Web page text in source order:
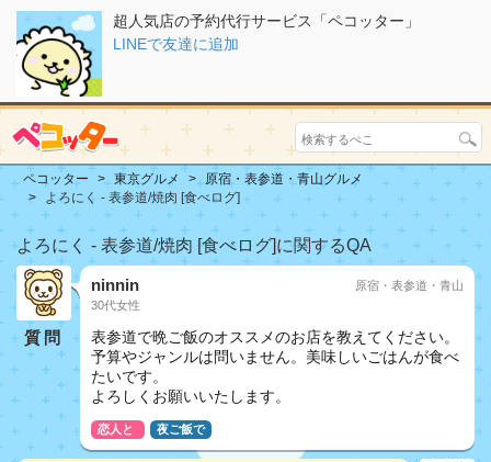
超人気店の予約代行サービス「ペコッター」
LINEで友達に追加
ペコッター 東京グルメ
原宿・表参道・青山グルメ
よろにく - 表参道/焼肉 [食べログ]
よろにく - 表参道/焼肉 [食べログ]に関するQA
質問
ninnin
30代女性
原宿・表参道・青山
表参道で晩ご飯のオススメのお店を教えてください。
予算やジャンルは問いません。美味しいごはんが食べ
たいです。
よろしくお願いいたします。
恋人と 夜ご飯で